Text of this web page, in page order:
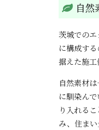
自
茨城での
に構成す
据えた施工
自然素材
に馴染ん
り入れる
み、住まい